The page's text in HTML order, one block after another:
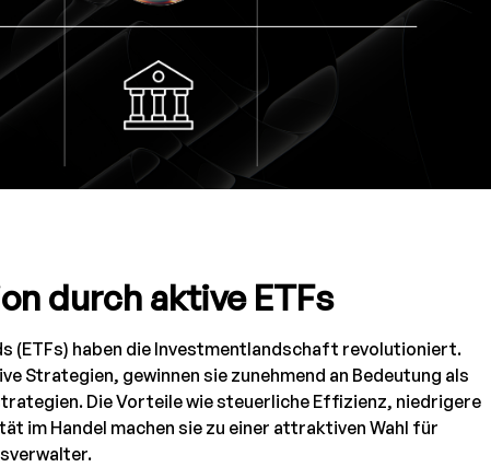
durch aktive ETFs
(ETFs) haben die Investmentlandschaft revolutioniert.
Strategien, gewinnen sie zunehmend an Bedeutung als
Die Vorteile wie steuerliche Effizienz, niedrigere
im Handel machen sie zu einer attraktiven Wahl für